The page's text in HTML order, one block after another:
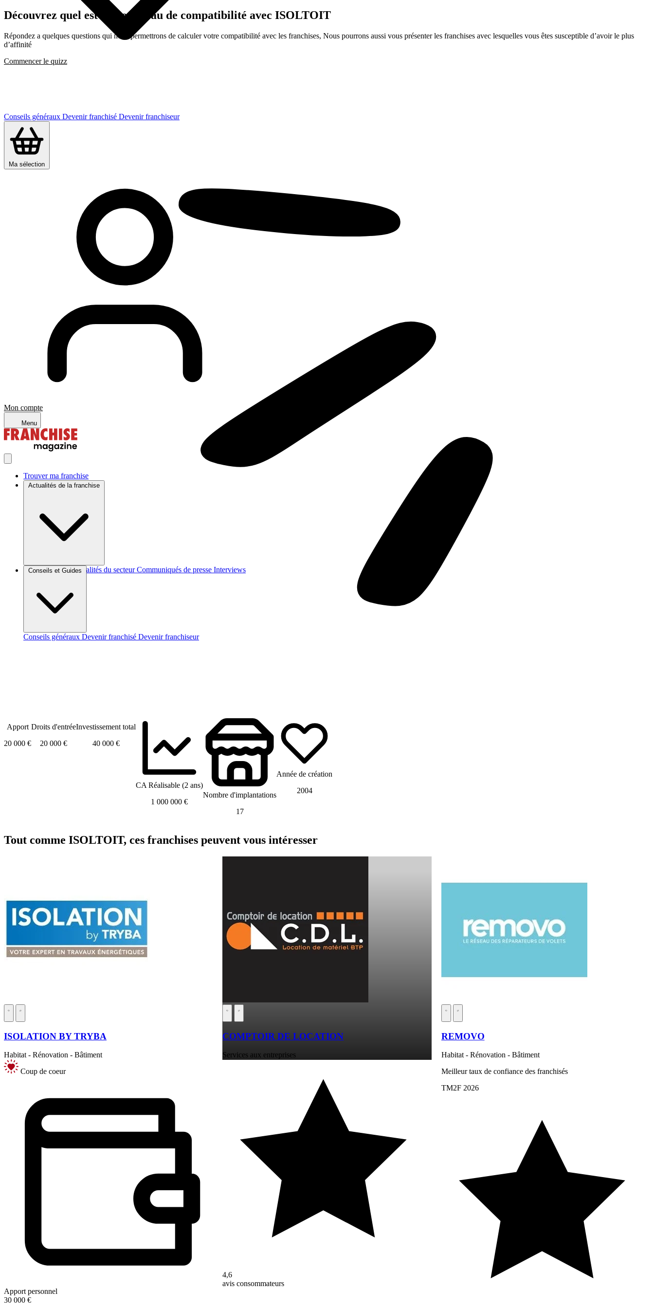
Conseils généraux Devenir franchisé Devenir franchiseur
Ma sélection
Mon compte
Menu
Trouver ma franchise
Actualités de la franchise
Brèves et actus Actualités du secteur Communiqués de presse Interviews
Conseils et Guides
Conseils généraux Devenir franchisé Devenir franchiseur
Découvrez quel est votre niveau de compatibilité avec ISOLTOIT
Répondez a quelques questions qui nous permettrons de calculer votre compatibilité avec les franchises, Nous pourrons aussi vous présenter les franchises avec lesquelles vous êtes susceptible d’avoir le plus
d’affinité
Commencer le quizz
Apport
20 000 €
Droits d'entrée
20 000 €
Investissement total
40 000 €
CA Réalisable (2 ans)
1 000 000 €
Nombre d'implantations
17
Année de création
2004
Tout comme ISOLTOIT, ces franchises peuvent vous intéresser
ISOLATION BY TRYBA
Habitat - Rénovation - Bâtiment
Coup de coeur
Apport personnel
30 000 €
COMPTOIR DE LOCATION
Services aux entreprises
4,6
avis consommateurs
REMOVO
Habitat - Rénovation - Bâtiment
Meilleur taux de confiance des franchisés
TM2F 2026